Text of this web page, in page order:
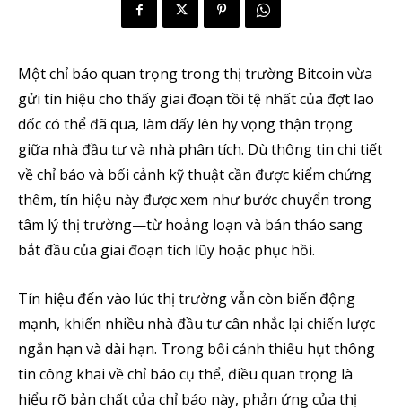
Một chỉ báo quan trọng trong thị trường Bitcoin vừa
gửi tín hiệu cho thấy giai đoạn tồi tệ nhất của đợt lao
dốc có thể đã qua, làm dấy lên hy vọng thận trọng
giữa nhà đầu tư và nhà phân tích. Dù thông tin chi tiết
về chỉ báo và bối cảnh kỹ thuật cần được kiểm chứng
thêm, tín hiệu này được xem như bước chuyển trong
tâm lý thị trường—từ hoảng loạn và bán tháo sang
bắt đầu của giai đoạn tích lũy hoặc phục hồi.
Tín hiệu đến vào lúc thị trường vẫn còn biến động
mạnh, khiến nhiều nhà đầu tư cân nhắc lại chiến lược
ngắn hạn và dài hạn. Trong bối cảnh thiếu hụt thông
tin công khai về chỉ báo cụ thể, điều quan trọng là
hiểu rõ bản chất của chỉ báo này, phản ứng của thị